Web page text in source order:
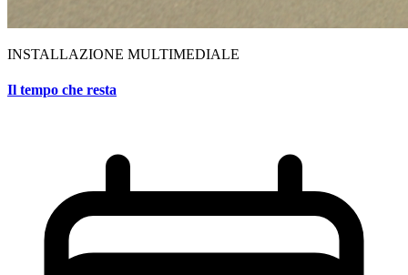
INSTALLAZIONE MULTIMEDIALE
Il tempo che resta